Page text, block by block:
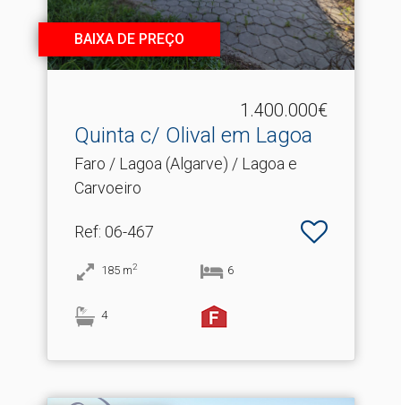
BAIXA DE PREÇO
1.400.000€
Quinta c/ Olival em Lagoa
Faro / Lagoa (Algarve) / Lagoa e
Carvoeiro
Ref: 06-467
185 m2 6
4